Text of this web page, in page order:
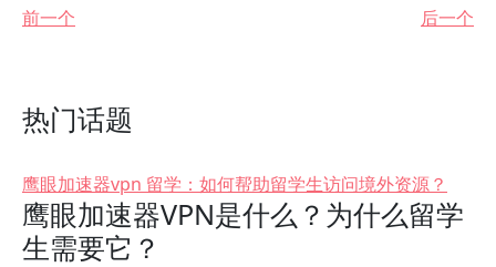
前一个
后一个
热门话题
鹰眼加速器vpn 留学：如何帮助留学生访问境外资源？
鹰眼加速器VPN是什么？为什么留学
生需要它？